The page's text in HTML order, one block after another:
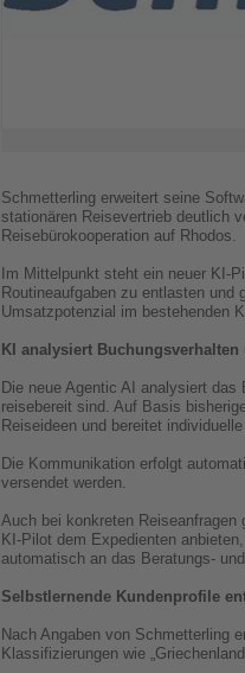
Schmetterling erweitert seine
stationären Reisevertrieb deutlich
Reisebürokooperation auf Rhodos.
Im Mittelpunkt steht ein neuer KI-
Routineaufgaben zu entlasten und
Umsatzpotenzial im bestehenden
KI analysiert
Die neue Agentic AI analysiert
reisebereit sind. Auf Basis
Reiseideen und bereitet
Die Kommunikation erfolgt
versendet werden.
Auch bei konkreten
KI-Pilot dem Expedienten
automatisch an das Beratungs-
Selbstlernende Kundenprofile
Nach Angaben von Schmetterling
Klassifizierungen wie